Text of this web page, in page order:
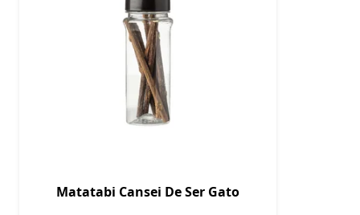
Matatabi Cansei De Ser Gato